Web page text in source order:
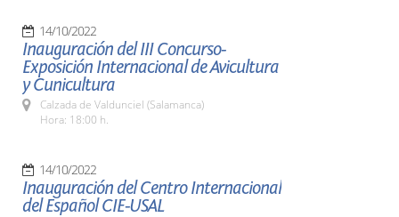
14/10/2022
Inauguración del III Concurso-
Exposición Internacional de Avicultura
y Cunicultura
Calzada de Valdunciel (Salamanca)
Hora: 18:00 h.
14/10/2022
Inauguración del Centro Internacional
del Español CIE-USAL